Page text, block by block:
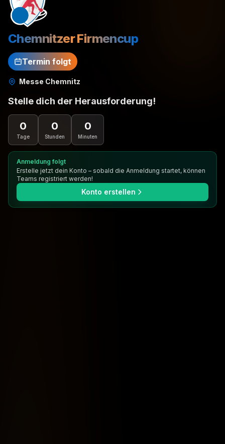
Chemnitzer Firmencup
Termin folgt
Messe Chemnitz
Stelle dich der Herausforderung!
0
Tage
0
Stunden
0
Minuten
Anmeldung folgt
Erstelle jetzt dein Konto – sobald die Anmeldung startet, können
Teams registriert werden!
Konto erstellen